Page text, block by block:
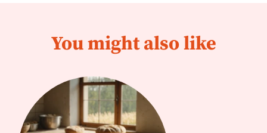
You might also like